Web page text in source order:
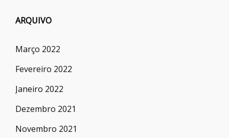
ARQUIVO
Março 2022
Fevereiro 2022
Janeiro 2022
Dezembro 2021
Novembro 2021